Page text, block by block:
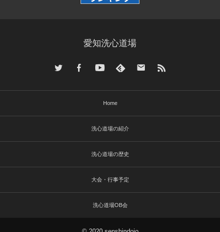
愛知洗心道場
Home
洗心道場の紹介
洗心道場の歴史
大会・行事予定
洗心道場OB会